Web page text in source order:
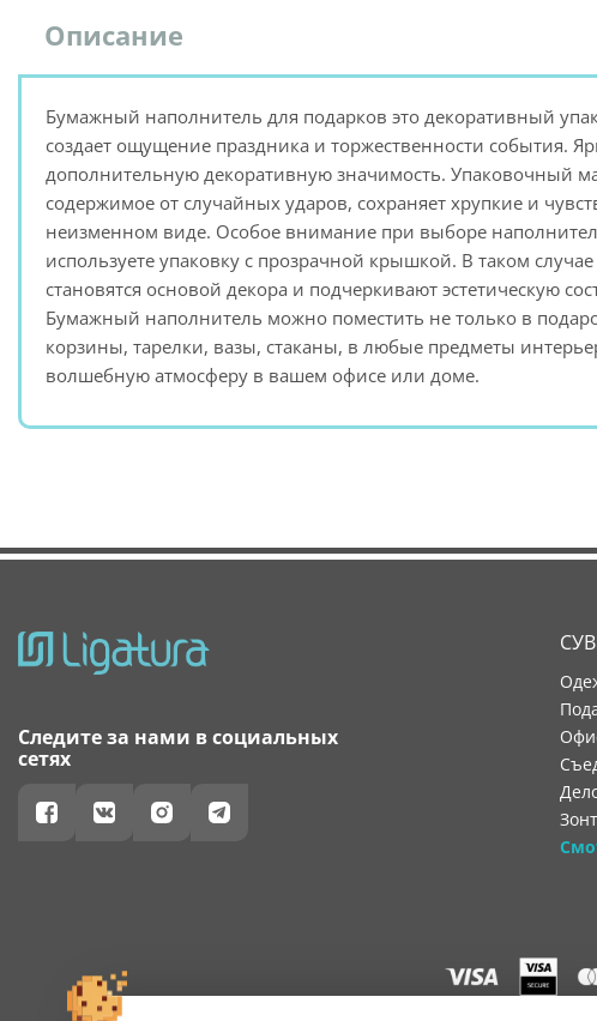
Описание
Бумажный наполнитель для подарков это декоративный
создает ощущение праздника и торжественности события.
дополнительную декоративную значимость. Упаковочный
содержимое от случайных ударов, сохраняет хрупкие и
неизменном виде. Особое внимание при выборе
используете упаковку с прозрачной крышкой. В таком
становятся основой декора и подчеркивают эстетическую
Бумажный наполнитель можно поместить не только в
корзины, тарелки, вазы, стаканы, в любые предметы
волшебную атмосферу в вашем офисе или доме.
Следите за нами в социальных
сетях